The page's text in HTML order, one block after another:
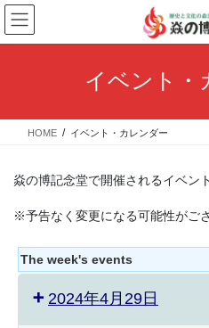
コ
ン
テ
ス
ナ
ビ
ゲ
ン
イベント・
HOME イベント・カレンダー
焱の博記念堂で開催されるイベン
※予告なく変更になる可能性がご
The week's events
2024年4月29日